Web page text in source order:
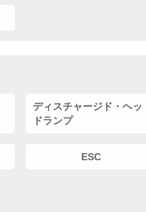
ディスチャージド・ヘッ
ドランプ
ESC